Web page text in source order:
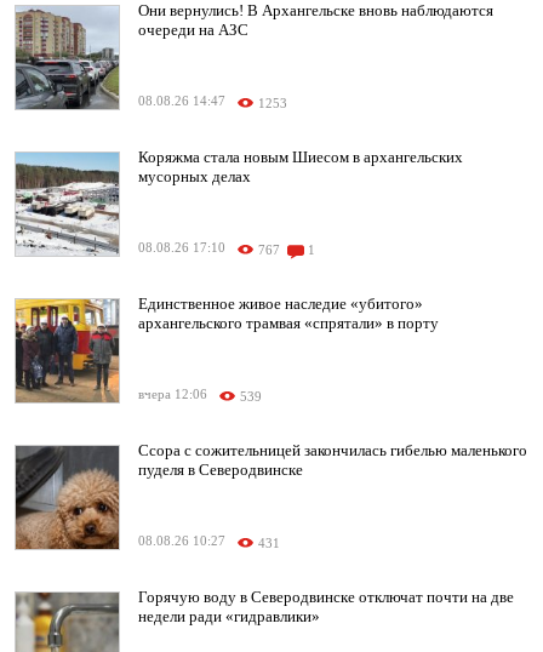
Они вернулись! В Архангельске вновь наблюдаются
очереди на АЗС
08.08.26 14:47 1253
Коряжма стала новым Шиесом в архангельских
мусорных делах
08.08.26 17:10 767 1
Единственное живое наследие «убитого»
архангельского трамвая «спрятали» в порту
вчера 12:06 539
Ссора с сожительницей закончилась гибелью маленького
пуделя в Северодвинске
08.08.26 10:27 431
Горячую воду в Северодвинске отключат почти на две
недели ради «гидравлики»